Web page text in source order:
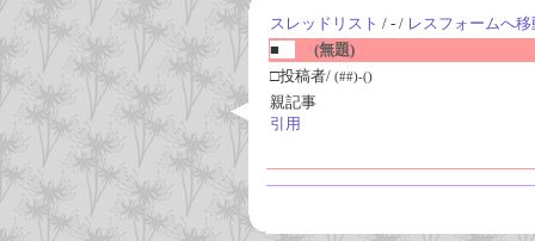
スレッドリスト / - / レスフォームへ移
■
(無題)
□投稿者/ (##)-()
親記事
引用